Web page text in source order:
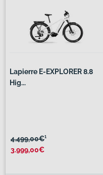
Lapierre E-EXPLORER 8.8
Hig...
4.499,00€¹
3.999,00€